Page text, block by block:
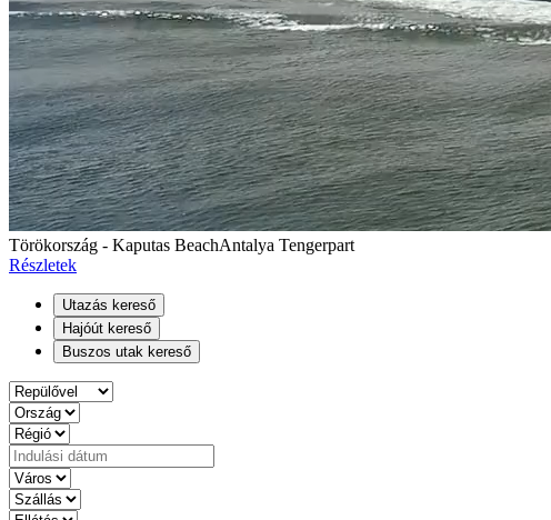
Törökország - Kaputas BeachAntalya Tengerpart
Részletek
Utazás kereső
Hajóút kereső
Buszos utak kereső